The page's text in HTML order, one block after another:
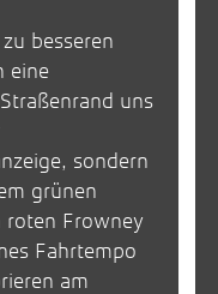
besseren
eine
uns
sondern
grünen
roten Frowney
Fahrtempo
am